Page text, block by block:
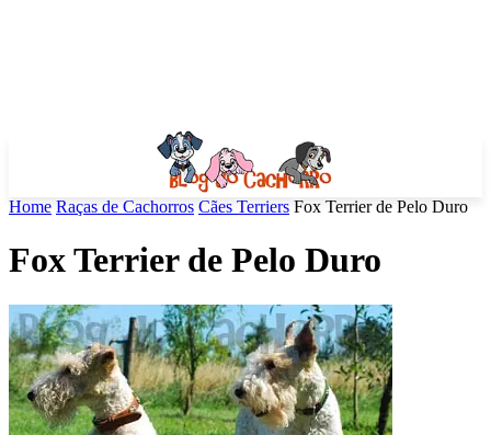
Home Raças de Cachorros Cães Terriers Fox Terrier de Pelo Duro
Fox Terrier de Pelo Duro